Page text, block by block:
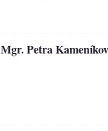
Mgr. Petra